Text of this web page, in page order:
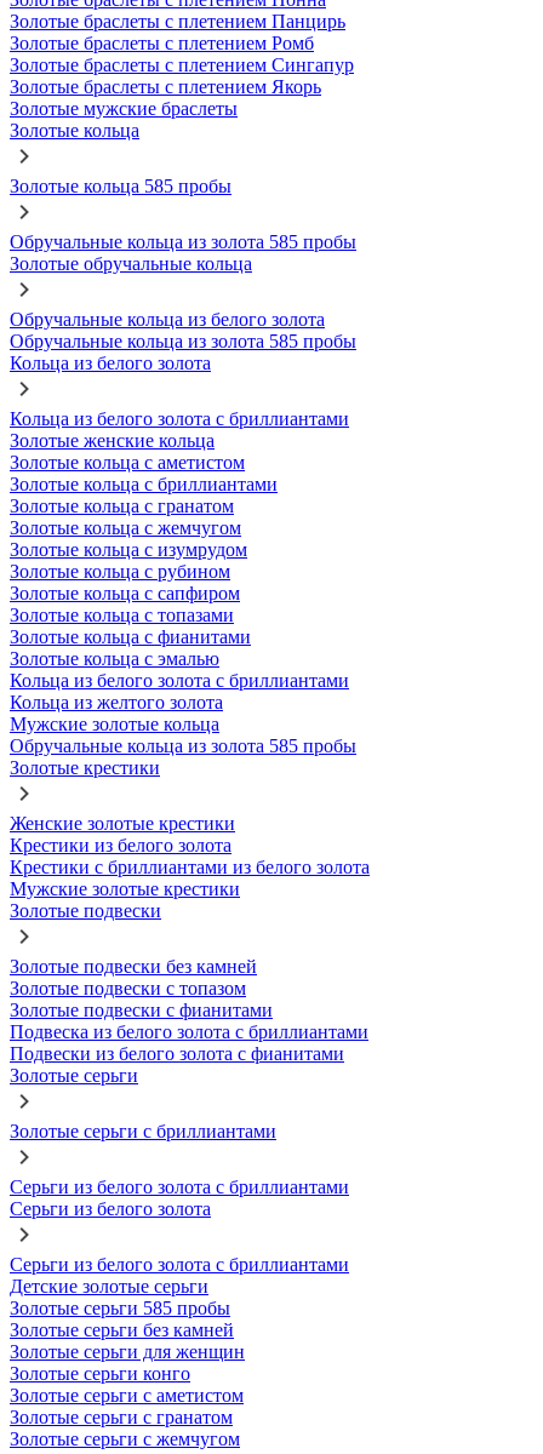
Золотые браслеты с плетением Панцирь
Золотые браслеты с плетением Ромб
Золотые браслеты с плетением Сингапур
Золотые браслеты с плетением Якорь
Золотые мужские браслеты
Золотые кольца
Золотые кольца 585 пробы
Обручальные кольца из золота 585 пробы
Золотые обручальные кольца
Обручальные кольца из белого золота
Обручальные кольца из золота 585 пробы
Кольца из белого золота
Кольца из белого золота с бриллиантами
Золотые женские кольца
Золотые кольца с аметистом
Золотые кольца с бриллиантами
Золотые кольца с гранатом
Золотые кольца с жемчугом
Золотые кольца с изумрудом
Золотые кольца с рубином
Золотые кольца с сапфиром
Золотые кольца с топазами
Золотые кольца с фианитами
Золотые кольца с эмалью
Кольца из белого золота с бриллиантами
Кольца из желтого золота
Мужские золотые кольца
Обручальные кольца из золота 585 пробы
Золотые крестики
Женские золотые крестики
Крестики из белого золота
Крестики с бриллиантами из белого золота
Мужские золотые крестики
Золотые подвески
Золотые подвески без камней
Золотые подвески с топазом
Золотые подвески с фианитами
Подвеска из белого золота с бриллиантами
Подвески из белого золота с фианитами
Золотые серьги
Золотые серьги с бриллиантами
Серьги из белого золота с бриллиантами
Серьги из белого золота
Серьги из белого золота с бриллиантами
Детские золотые серьги
Золотые серьги 585 пробы
Золотые серьги без камней
Золотые серьги для женщин
Золотые серьги конго
Золотые серьги с аметистом
Золотые серьги с гранатом
Золотые серьги с жемчугом